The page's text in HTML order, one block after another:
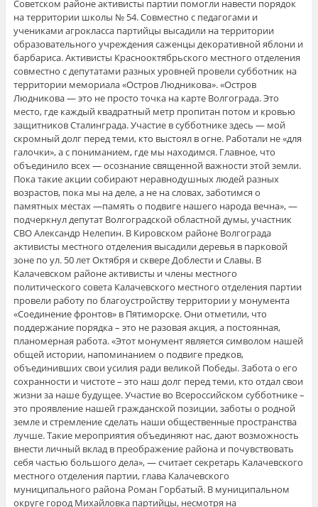
Советском районе активисты партии помогли навести порядок
на территории школы № 54. Совместно с педагогами и
учениками агрокласса партийцы высадили на территории
образовательного учреждения саженцы декоративной яблони и
барбариса. Активисты Краснооктябрьского местного отделения
совместно с депутатами разных уровней провели субботник на
территории мемориала «Остров Людникова». «Остров
Людникова — это не просто точка на карте Волгограда. Это
место, где каждый квадратный метр пропитан потом и кровью
защитников Сталинграда. Участие в субботнике здесь — мой
скромный долг перед теми, кто выстоял в огне. Работали не «для
галочки», а с пониманием, где мы находимся. Главное, что
объединило всех — осознание священной важности этой земли.
Пока такие акции собирают неравнодушных людей разных
возрастов, пока мы на деле, а не на словах, заботимся о
памятных местах —память о подвиге нашего народа вечна», —
подчеркнул депутат Волгоградской областной думы, участник
СВО Александр Нелепин. В Кировском районе Волгограда
активисты местного отделения высадили деревья в парковой
зоне по ул. 50 лет Октября и сквере Доблести и Славы. В
Калачевском районе активисты и члены местного
политического совета Калачевского местного отделения партии
провели работу по благоустройству территории у монумента
«Соединение фронтов» в Пятиморске. Они отметили, что
поддержание порядка – это не разовая акция, а постоянная,
планомерная работа. «Этот монумент является символом нашей
общей истории, напоминанием о подвиге предков,
объединивших свои усилия ради великой Победы. Забота о его
сохранности и чистоте – это наш долг перед теми, кто отдал свои
жизни за наше будущее. Участие во Всероссийском субботнике –
это проявление нашей гражданской позиции, заботы о родной
земле и стремление сделать наши общественные пространства
лучше. Такие мероприятия объединяют нас, дают возможность
внести личный вклад в преображение района и почувствовать
себя частью большого дела», — считает секретарь Калачевского
местного отделения партии, глава Калачевского
муниципального района Роман Горбатый. В муниципальном
округе город Михайловка партийцы, несмотря на